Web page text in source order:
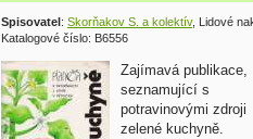
Spisovatel : Skorňakov S. a kolektív, Lidové
Katalogové číslo: B6556
Zajímavá publikace,
seznamující s
potravinovými zdroji
zelené kuchyně.